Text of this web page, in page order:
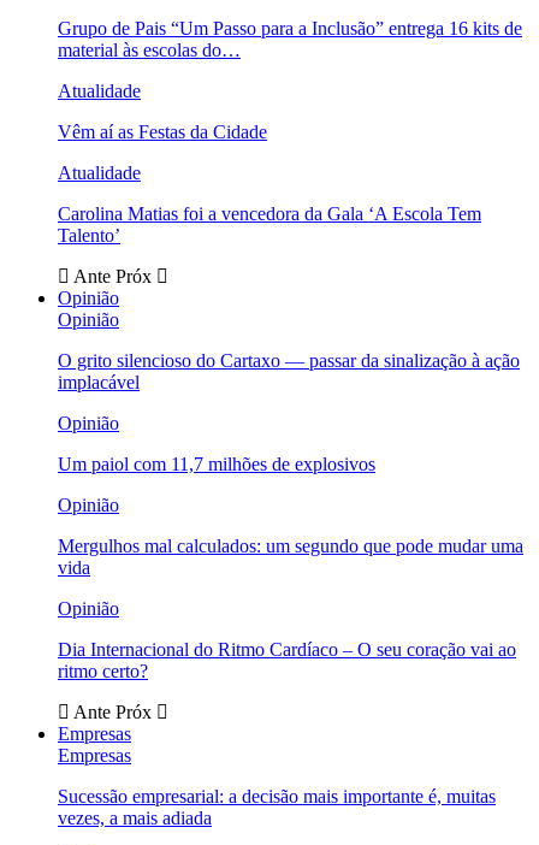
Grupo de Pais “Um Passo para a Inclusão” entrega 16 kits de
material às escolas do…
Atualidade
Vêm aí as Festas da Cidade
Atualidade
Carolina Matias foi a vencedora da Gala ‘A Escola Tem
Talento’
Ante Próx
Opinião
Opinião
O grito silencioso do Cartaxo — passar da sinalização à ação
implacável
Opinião
Um paiol com 11,7 milhões de explosivos
Opinião
Mergulhos mal calculados: um segundo que pode mudar uma
vida
Opinião
Dia Internacional do Ritmo Cardíaco – O seu coração vai ao
ritmo certo?
Ante Próx
Empresas
Empresas
Sucessão empresarial: a decisão mais importante é, muitas
vezes, a mais adiada